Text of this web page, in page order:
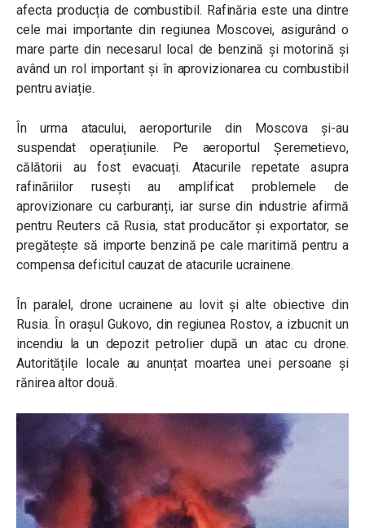
afecta producția de combustibil. Rafinăria este una dintre
cele mai importante din regiunea Moscovei, asigurând o
mare parte din necesarul local de benzină și motorină și
având un rol important și în aprovizionarea cu combustibil
pentru aviație.
În urma atacului, aeroporturile din Moscova și-au
suspendat operațiunile. Pe aeroportul Șeremetievo,
călătorii au fost evacuați. Atacurile repetate asupra
rafinăriilor rusești au amplificat problemele de
aprovizionare cu carburanți, iar surse din industrie afirmă
pentru Reuters că Rusia, stat producător și exportator, se
pregătește să importe benzină pe cale maritimă pentru a
compensa deficitul cauzat de atacurile ucrainene.
În paralel, drone ucrainene au lovit și alte obiective din
Rusia. În orașul Gukovo, din regiunea Rostov, a izbucnit un
incendiu la un depozit petrolier după un atac cu drone.
Autoritățile locale au anunțat moartea unei persoane și
rănirea altor două.